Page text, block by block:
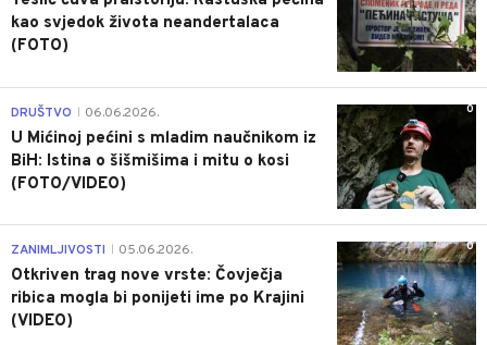
kao svjedok života neandertalaca
(FOTO)
0
DRUŠTVO 06.06.2026.
U Mićinoj pećini s mladim naučnikom iz
BiH: Istina o šišmišima i mitu o kosi
(FOTO/VIDEO)
0
ZANIMLJIVOSTI 05.06.2026.
Otkriven trag nove vrste: Čovječja
ribica mogla bi ponijeti ime po Krajini
(VIDEO)